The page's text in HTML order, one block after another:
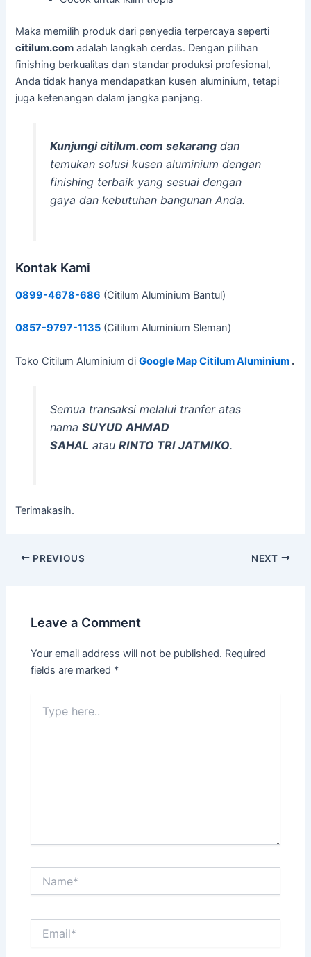
Maka memilih produk dari penyedia terpercaya seperti
citilum.com adalah langkah cerdas. Dengan pilihan
finishing berkualitas dan standar produksi profesional,
Anda tidak hanya mendapatkan kusen aluminium, tetapi
juga ketenangan dalam jangka panjang.
Kunjungi citilum.com sekarangdan
temukan solusi kusen aluminium dengan
finishing terbaik yang sesuai dengan
gaya dan kebutuhan bangunan Anda.
Kontak Kami
0899-4678-686 (Citilum Aluminium Bantul)
0857-9797-1135 (Citilum Aluminium Sleman)
Toko Citilum Aluminium diGoogle Map Citilum Aluminium .
Semua transaksi melalui tranfer atas
nama SUYUD AHMAD
SAHAL atau RINTO TRI JATMIKO.
Terimakasih.
PREVIOUS NEXT
Leave a Comment
Your email address will not be published. Required
fields are marked *
here..